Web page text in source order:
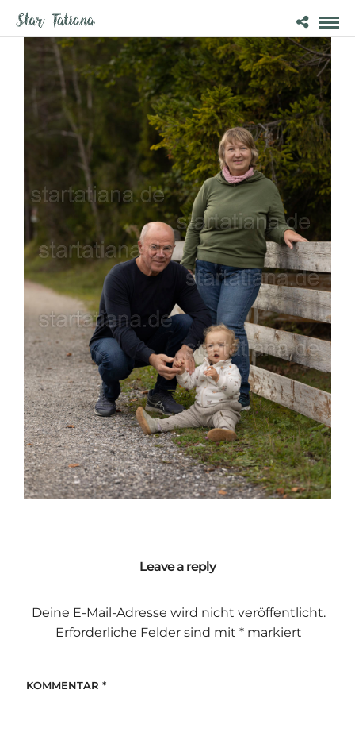
Leave a reply
Deine E-Mail-Adresse wird nicht veröffentlicht.
Erforderliche Felder sind mit *markiert
KOMMENTAR *